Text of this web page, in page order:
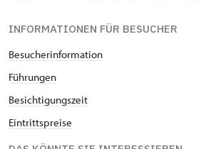
INFORMATIONEN FÜR BESUCHER
Besucherinformation
Führungen
Besichtigungszeit
Eintrittspreise